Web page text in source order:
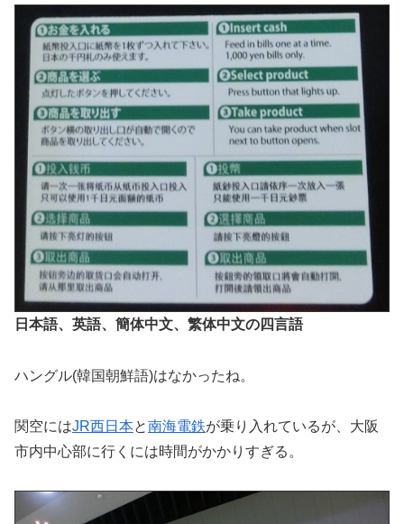
日本語、英語、簡体中文、繁体中文の四言語
ハングル(韓国朝鮮語)はなかったね。
関空にはJR西日本と南海電鉄が乗り入れているが、大阪
市内中心部に行くには時間がかかりすぎる。